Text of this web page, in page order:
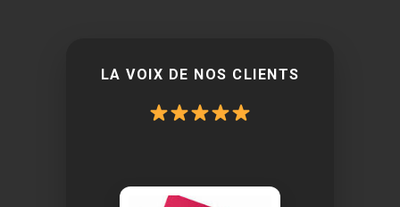
LA VOIX DE NOS CLIENTS